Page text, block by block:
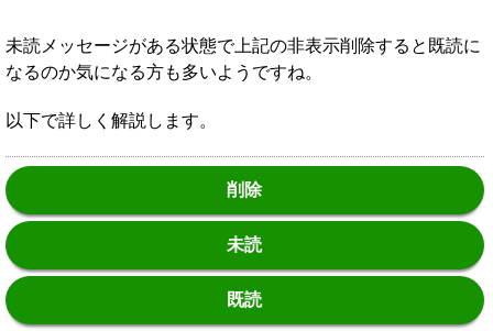
未読メッセージがある状態で上記の非表示削除すると既読に
なるのか気になる方も多いようですね。
以下で詳しく解説します。
削除
未読
既読